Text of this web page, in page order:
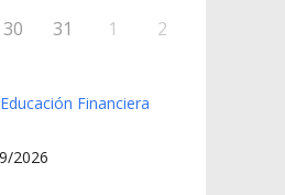
30 31 1 2
Financiera
2026